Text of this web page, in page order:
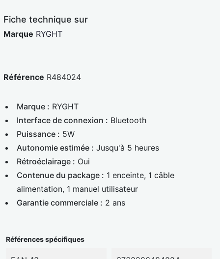
Fiche technique sur
Marque RYGHT
Référence R484024
Marque : RYGHT
Interface de connexion : Bluetooth
Puissance : 5W
Autonomie estimée : Jusqu'à 5 heures
Rétroéclairage : Oui
Contenue du package : 1 enceinte, 1 câble
alimentation, 1 manuel utilisateur
Garantie commerciale : 2 ans
Références spécifiques